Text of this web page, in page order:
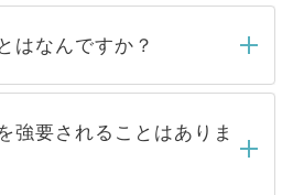
ましたら、弊社担当者がご
し、その後メールもしくは
営業日以内にはご連絡をせて
で、しばらくお待ちくださ
はなんですか？
で取り扱っている求人の
Webサイトからご覧いただ
求人」です。非公開求人は
って、一般には公開してい
強要されることはありま